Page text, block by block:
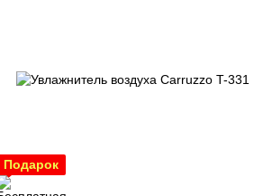
Подарок